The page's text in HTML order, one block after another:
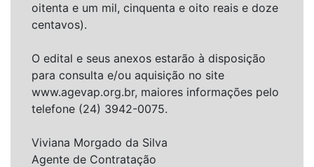
oitenta e um mil, cinquenta e oito reais e doze
centavos).
O edital e seus anexos estarão à disposição
para consulta e/ou aquisição no site
www.agevap.org.br, maiores informações pelo
telefone (24) 3942-0075.
Viviana Morgado da Silva
Agente de Contratação